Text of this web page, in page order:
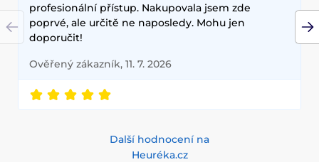
profesionální přístup. Nakupovala jsem zde
poprvé, ale určitě ne naposledy. Mohu jen
doporučit!
Ověřený zákazník, 11. 7. 2026
Další hodnocení na
Heuréka.cz